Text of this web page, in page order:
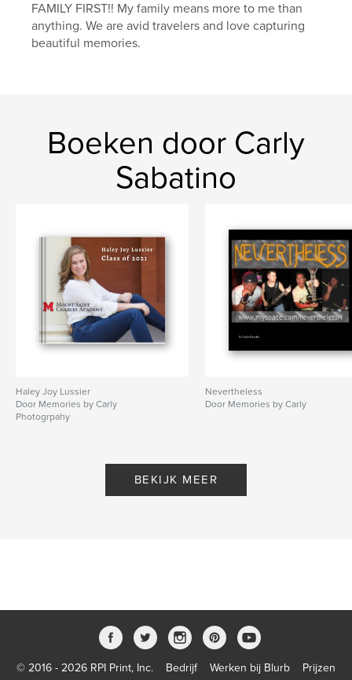
FAMILY FIRST!! My family means more to me than
anything. We are avid travelers and love capturing
beautiful memories.
Boeken door Carly
Sabatino
Haley Joy Lussier
Door Memories by Carly
Photogrpahy
Nevertheless
Door Memories by Carly
BEKIJK MEER
© 2016 - 2026 RPI Print, Inc. Bedrijf Werken bij Blurb Prijzen